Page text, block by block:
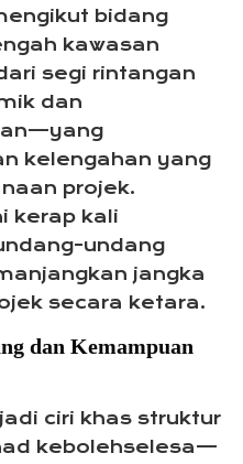
bidang
kawasan
segi rintangan
dan
kelengahan yang
projek.
kerap kali
undang
jangka
secara ketara.
dan Kemampuan
ciri khas struktur
kebolehselesa—